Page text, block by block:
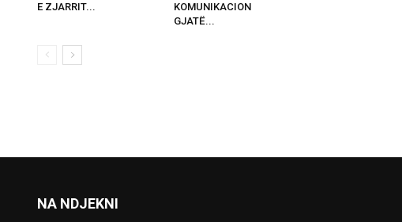
E ZJARRIT...
KOMUNIKACION
GJATË...
NA NDJEKNI